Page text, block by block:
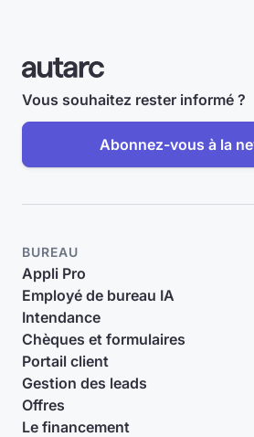
Vous souhaitez rester informé ?
Abonnez-vous à la
BUREAU
Appli Pro
Employé de bureau IA
Intendance
Chèques et formulaires
Portail client
Gestion des leads
Offres
Le financement